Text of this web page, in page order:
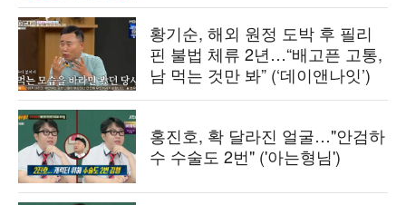
황기순, 해외 원정 도박 후 필리
핀 불법 체류 2년…“배고픈 고통,
남 먹는 것만 봐” (‘데이앤나잇’)
홍진호, 확 달라진 얼굴…"안검하
수 수술도 2번" ('아는형님')